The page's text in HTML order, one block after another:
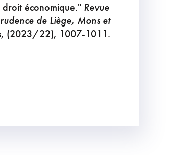
économique." Revue
de Liège, Mons et
, (2023/22), 1007-1011.